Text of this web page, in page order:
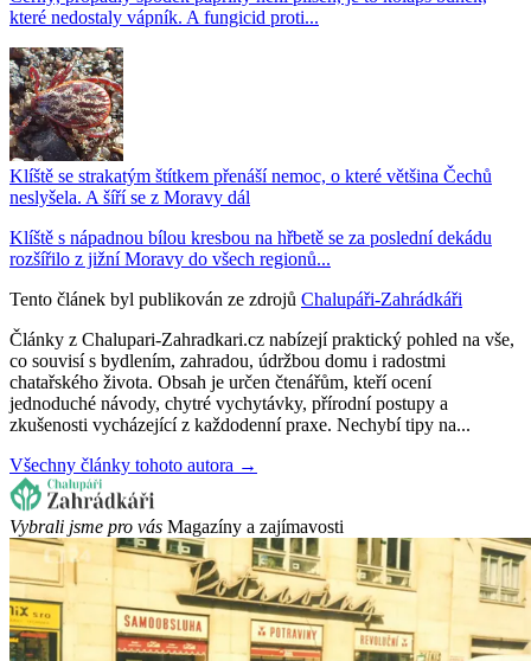
které nedostaly vápník. A fungicid proti...
Klíště se strakatým štítkem přenáší nemoc, o které většina Čechů
neslyšela. A šíří se z Moravy dál
Klíště s nápadnou bílou kresbou na hřbetě se za poslední dekádu
rozšířilo z jižní Moravy do všech regionů...
Tento článek byl publikován ze zdrojů Chalupáři-Zahrádkáři
Články z Chalupari-Zahradkari.cz nabízejí praktický pohled na vše,
co souvisí s bydlením, zahradou, údržbou domu i radostmi
chatařského života. Obsah je určen čtenářům, kteří ocení
jednoduché návody, chytré vychytávky, přírodní postupy a
zkušenosti vycházející z každodenní praxe. Nechybí tipy na...
Všechny články tohoto autora →
Vybrali jsme pro vás Magazíny a zajímavosti